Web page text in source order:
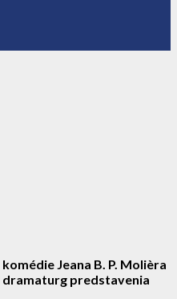
Jeana B. P. Molièra
dramaturg predstavenia